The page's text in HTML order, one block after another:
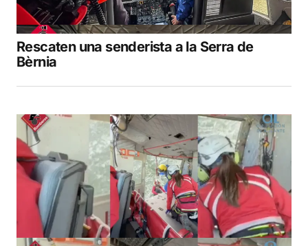
Rescaten una senderista a la Serra de
Bèrnia